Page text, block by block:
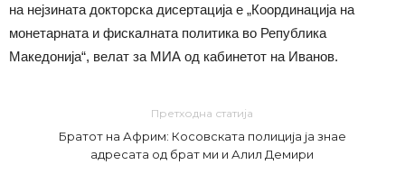
на нејзината докторска дисертација е „Координација на
монетарната и фискалната политика во Република
Македонија“, велат за МИА од кабинетот на Иванов.
Претходна статија
Братот на Африм: Косовската полиција ја знае
адресата од брат ми и Алил Демири